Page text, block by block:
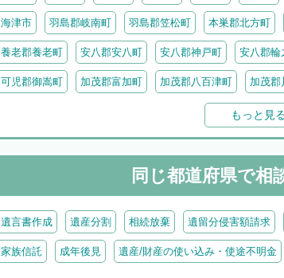
海津市 羽島郡岐南町 羽島郡笠松町 本巣郡北方町
養老郡養老町 安八郡安八町 安八郡神戸町 安八郡輪
可児郡御嵩町 加茂郡富加町 加茂郡八百津町 加茂郡
もっと見
同じ都道府県で相
遺言書作成 遺産分割 相続放棄 遺留分侵害額請求
家族信託 成年後見 遺産/財産の使い込み・使途不明金